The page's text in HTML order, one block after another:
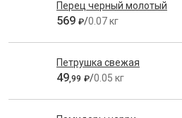
Перец черный молотый
569 ₽/0.07 кг
Петрушка свежая
49,99 ₽/0.05 кг